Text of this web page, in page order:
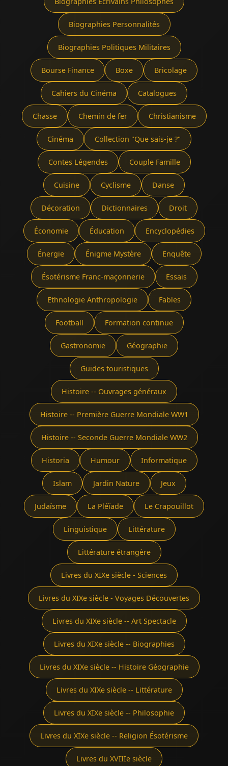
Biographies Personnalités
Biographies Politiques Militaires
Bourse Finance Boxe Bricolage
Cahiers du Cinéma Catalogues
Chasse Chemin de fer Christianisme
Cinéma Collection "Que sais-je ?"
Contes Légendes Couple Famille
Cuisine Cyclisme Danse
Décoration Dictionnaires Droit
Économie Éducation Encyclopédies
Énergie Énigme Mystère Enquête
Ésotérisme Franc-maçonnerie Essais
Ethnologie Anthropologie Fables
Football Formation continue
Gastronomie Géographie
Guides touristiques
Histoire -- Ouvrages généraux
Histoire -- Première Guerre Mondiale WW1
Histoire -- Seconde Guerre Mondiale WW2
Historia Humour Informatique
Islam Jardin Nature Jeux
Judaïsme La Pléïade Le Crapouillot
Linguistique Littérature
Littérature étrangère
Livres du XIXe siècle - Sciences
Livres du XIXe siècle - Voyages Découvertes
Livres du XIXe siècle -- Art Spectacle
Livres du XIXe siècle -- Biographies
Livres du XIXe siècle -- Histoire Géographie
Livres du XIXe siècle -- Littérature
Livres du XIXe siècle -- Philosophie
Livres du XIXe siècle -- Religion Ésotérisme
Livres du XVIIIe siècle